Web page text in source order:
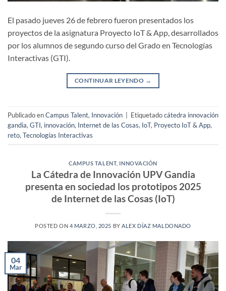
El pasado jueves 26 de febrero fueron presentados los
proyectos de la asignatura Proyecto IoT & App, desarrollados
por los alumnos de segundo curso del Grado en Tecnologías
Interactivas (GTI).
CONTINUAR LEYENDO →
Publicado enCampus Talent, Innovación Etiquetadocátedra innovación
gandia, GTI, innovación, Internet de las Cosas, IoT, Proyecto IoT & App,
reto, Tecnologías Interactivas
CAMPUS TALENT, INNOVACIÓN
La Cátedra de Innovación UPV Gandia
presenta en sociedad los prototipos 2025
de Internet de las Cosas (IoT)
POSTED ON 4 MARZO, 2025 BYALEX DÍAZ MALDONADO
04
Mar